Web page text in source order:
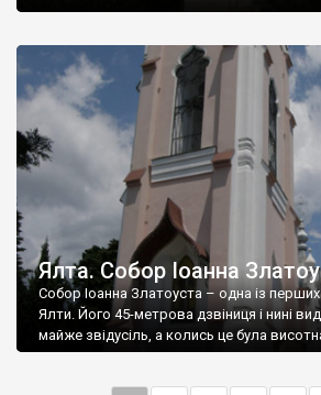
Ялта. Собор Іоанна
Собор Іоанна Златоуста – одна із
Ялти. Його 45-метрова дзвіниця і нині
майже звідусіль, а колись це була